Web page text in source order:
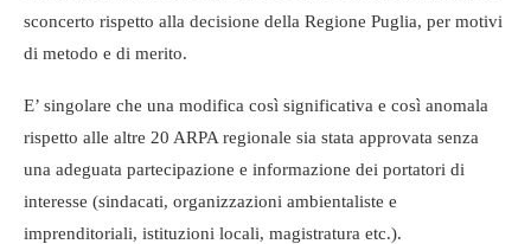
sconcerto rispetto alla decisione della Regione Puglia, per motivi
di metodo e di merito.
E’ singolare che una modifica così significativa e così anomala
rispetto alle altre 20 ARPA regionale sia stata approvata senza
una adeguata partecipazione e informazione dei portatori di
interesse (sindacati, organizzazioni ambientaliste e
imprenditoriali, istituzioni locali, magistratura etc.).